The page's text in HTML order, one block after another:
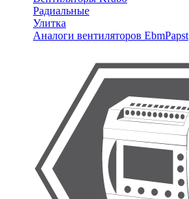
Радиальные
Улитка
Аналоги вентиляторов EbmPapst